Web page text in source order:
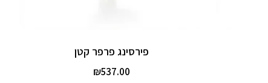
פירסינג פרפר קטן
₪537.00